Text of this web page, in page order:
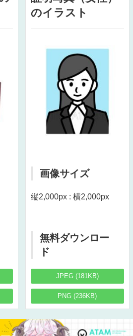
のイラスト
画像サイズ
縦2,000px : 横2,000px
無料ダウンロー
ド
JPEG (181KB)
PNG (236KB)